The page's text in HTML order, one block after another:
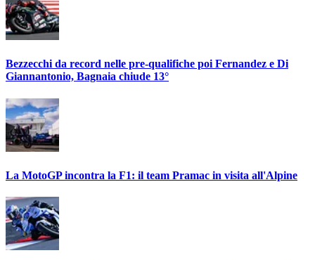
Bezzecchi da record nelle pre-qualifiche poi Fernandez e Di
Giannantonio, Bagnaia chiude 13°
La MotoGP incontra la F1: il team Pramac in visita all'Alpine